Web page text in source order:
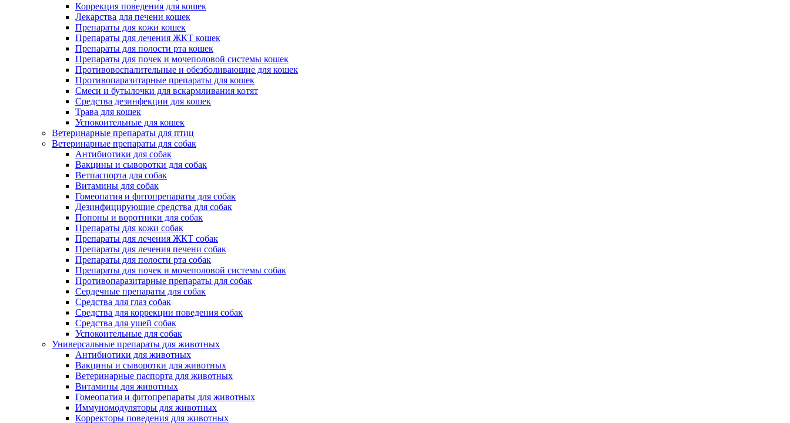
Коррекция поведения для кошек
Лекарства для печени кошек
Препараты для кожи кошек
Препараты для лечения ЖКТ кошек
Препараты для полости рта кошек
Препараты для почек и мочеполовой системы кошек
Противовоспалительные и обезболивающие для кошек
Противопаразитарные препараты для кошек
Смеси и бутылочки для вскармливания котят
Средства дезинфекции для кошек
Трава для кошек
Успокоительные для кошек
Ветеринарные препараты для птиц
Ветеринарные препараты для собак
Антибиотики для собак
Вакцины и сыворотки для собак
Ветпаспорта для собак
Витамины для собак
Гомеопатия и фитопрепараты для собак
Дезинфицирующие средства для собак
Попоны и воротники для собак
Препараты для кожи собак
Препараты для лечения ЖКТ собак
Препараты для лечения печени собак
Препараты для полости рта собак
Препараты для почек и мочеполовой системы собак
Противопаразитарные препараты для собак
Сердечные препараты для собак
Средства для глаз собак
Средства для коррекции поведения собак
Средства для ушей собак
Успокоительные для собак
Универсальные препараты для животных
Антибиотики для животных
Вакцины и сыворотки для животных
Ветеринарные паспорта для животных
Витамины для животных
Гомеопатия и фитопрепараты для животных
Иммуномодуляторы для животных
Корректоры поведения для животных